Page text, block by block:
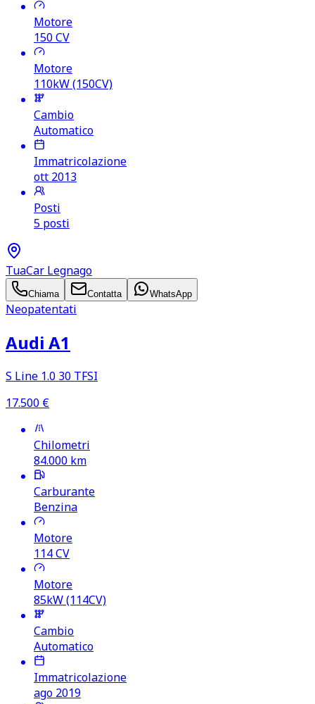
Motore
150CV
Motore
110kW (150CV)
Cambio
Automatico
Immatricolazione
ott 2013
Posti
5 posti
TuaCar Legnago
Chiama Contatta WhatsApp
Neopatentati
Audi A1
S Line 1.0 30 TFSI
17.500 €
Chilometri
84.000 km
Carburante
Benzina
Motore
114CV
Motore
85kW (114CV)
Cambio
Automatico
Immatricolazione
ago 2019